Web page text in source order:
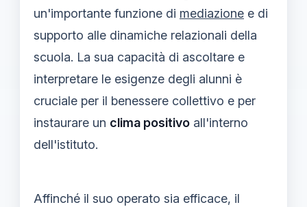
un'importante funzione di mediazione e di
supporto alle dinamiche relazionali della
scuola. La sua capacità di ascoltare e
interpretare le esigenze degli alunni è
cruciale per il benessere collettivo e per
instaurare un clima positivo all'interno
dell'istituto.
Affinché il suo operato sia efficace, il